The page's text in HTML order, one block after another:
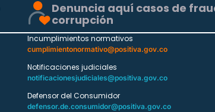
Denuncia aquí casos de
corrupción
Incumplimientos normativos
cumplimientonormativo@positiva.gov.co
Notificaciones judiciales
notificacionesjudiciales@positiva.gov.co
Defensor del Consumidor
defensor.de.consumidor@positiva.gov.co